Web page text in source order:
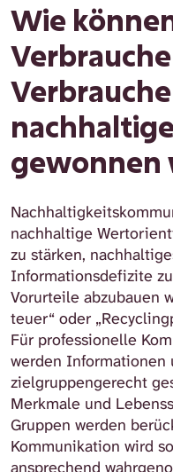
Wie
gewonnen
nachhaltige
zu stärken,
Informationsdefizite
Vorurteile abzubauen
teuer“ oder
Für professionelle
werden Informationen
zielgruppengerecht
Merkmale und
Gruppen werden
Kommunikation wird
ansprechend